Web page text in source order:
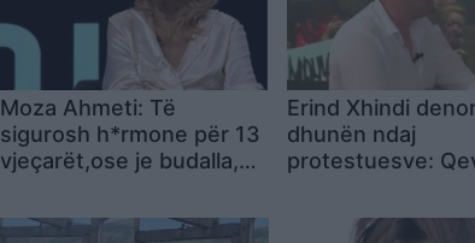
Moza Ahmeti: Të
sigurosh h*rmone për 13
vjeçarët,ose je budalla,
Erind Xhindi
dhunën ndaj
protestuesve:
pengmarrje